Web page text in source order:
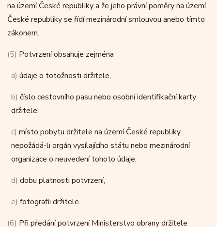
na území České republiky a že jeho právní poměry na území
České republiky se řídí mezinárodní smlouvou anebo tímto
zákonem.
(5) Potvrzení obsahuje zejména
a) údaje o totožnosti držitele,
b) číslo cestovního pasu nebo osobní identifikační karty
držitele,
c) místo pobytu držitele na území České republiky,
nepožádá-li orgán vysílajícího státu nebo mezinárodní
organizace o neuvedení tohoto údaje,
d) dobu platnosti potvrzení,
e) fotografii držitele.
(6) Při předání potvrzení Ministerstvo obrany držitele